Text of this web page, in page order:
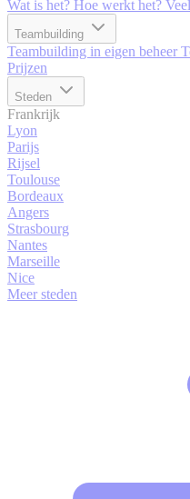
Wat is het? Hoe werkt het?
Teambuilding
Teambuilding in eigen beheer
Prijzen
Steden
Frankrijk
Lyon
Parijs
Rijsel
Toulouse
Bordeaux
Angers
Strasbourg
Nantes
Marseille
Nice
Meer steden